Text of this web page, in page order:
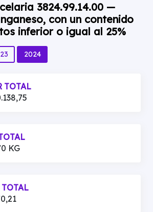
3824.99.14.00 —
con un contenido
inferior o igual al 25%
2024
TOTAL
KG
TOTAL